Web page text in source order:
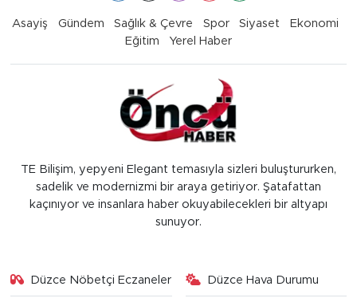
Asayiş Gündem Sağlık & Çevre Spor Siyaset
Ekonomi
Eğitim
Yerel Haber
TE Bilişim, yepyeni Elegant temasıyla sizleri buluştururken,
sadelik ve modernizmi bir araya getiriyor. Şatafattan
kaçınıyor ve insanlara haber okuyabilecekleri bir altyapı
sunuyor.
Düzce Nöbetçi Eczaneler Düzce Hava Durumu